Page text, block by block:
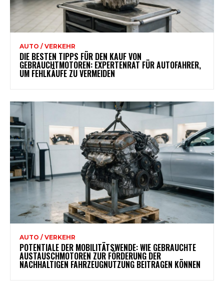
AUTO / VERKEHR
DIE BESTEN TIPPS FÜR DEN KAUF VON
GEBRAUCHTMOTOREN: EXPERTENRAT FÜR AUTOFAHRER,
UM FEHLKÄUFE ZU VERMEIDEN
AUTO / VERKEHR
POTENTIALE DER MOBILITÄTSWENDE: WIE GEBRAUCHTE
AUSTAUSCHMOTOREN ZUR FÖRDERUNG DER
NACHHALTIGEN FAHRZEUGNUTZUNG BEITRAGEN KÖNNEN